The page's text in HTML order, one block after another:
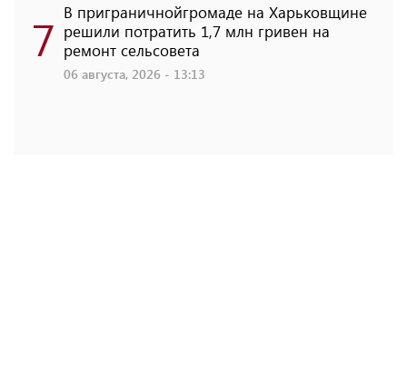
7 В приграничнойгромаде на Харьковщине
решили потратить 1,7 млн ​​гривен на
ремонт сельсовета
06 августа, 2026 - 13:13